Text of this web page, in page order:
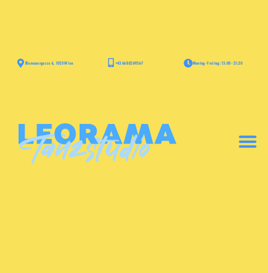
Blumauergasse 6, 1020 Wien +43 668 826936-7 Montag - Freitag: 15:00 - 21:30